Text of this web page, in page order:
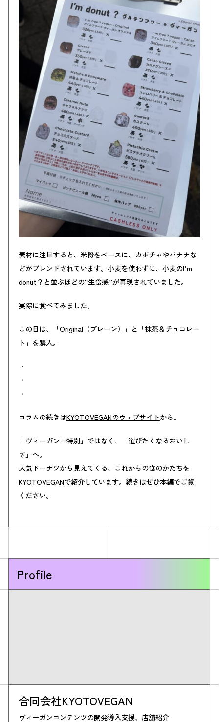
素材に注目すると、米粉をベースに、カボチャやバナナな
どがブレンドされています。小麦を使わずに、小麦のI’m
donut？と並ぶほどの“生食感”が再現されていました。
実際に食べてみました。
この日は、「Original（プレーン）」と「抹茶＆チョコレー
ト」を購入。
・
・
・
コラムの続きはKYOTOVEGANのウェブサイトから。
「ヴィーガン＝特別」ではなく、「選びたくなるおいし
さ」へ。
人気ドーナツから見えてくる、これからの食のかたちを
KYOTOVEGANで紹介しています。続きはぜひ本編でご覧
ください。
Profile
合同会社KYOTOVEGAN
ヴィーガンコンテンツの開発導入支援、店舗紹介